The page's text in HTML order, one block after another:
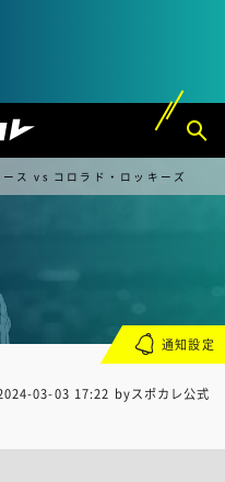
ス vs コロラド・ロッキーズ
03-03 17:22 byスポカレ公式
通知設定